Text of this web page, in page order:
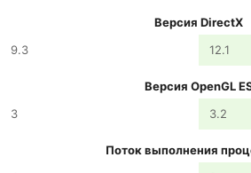
Версия DirectX
9.3
12.1
Версия OpenGL
3
3.2
Поток выполнения